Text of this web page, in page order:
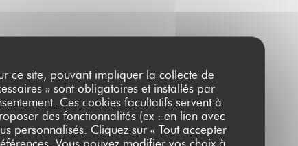
ce site, pouvant impliquer la collecte de
» sont obligatoires et installés par
Ces cookies facultatifs servent à
des fonctionnalités (ex : en lien avec
personnalisés. Cliquez sur « Tout accepter
Vous pouvez modifier vos choix à